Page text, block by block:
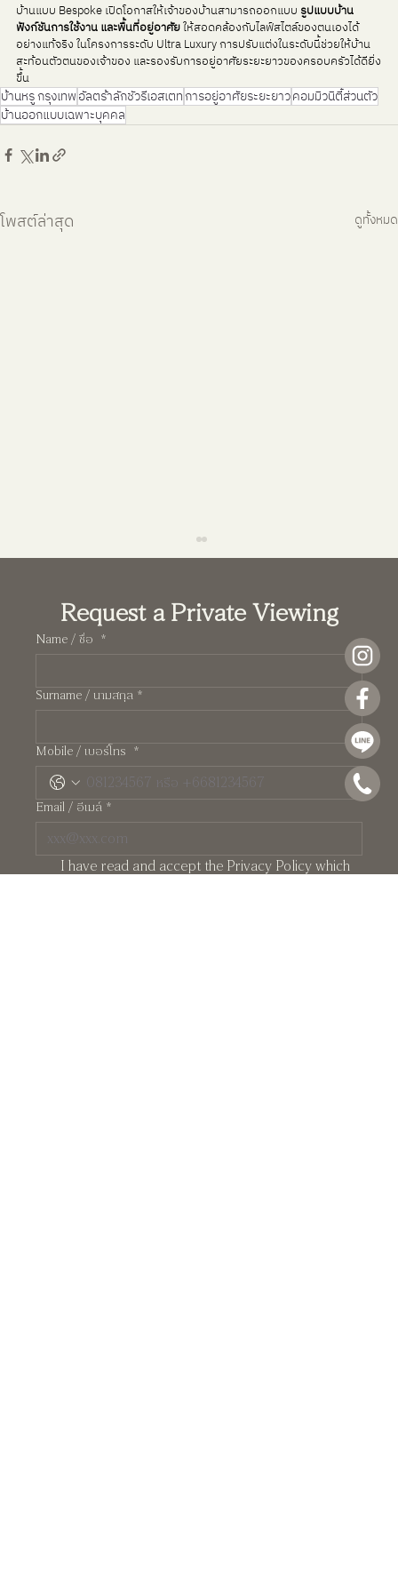
บ้านแบบ Bespoke เปิดโอกาสให้เจ้าของบ้านสามารถออกแบบ รูปแบบบ้าน
ฟังก์ชันการใช้งาน และพื้นที่อยู่อาศัย ให้สอดคล้องกับไลฟ์สไตล์ของตนเองได้
อย่างแท้จริง ในโครงการระดับ Ultra Luxury การปรับแต่งในระดับนี้ช่วยให้บ้าน
สะท้อนตัวตนของเจ้าของ และรองรับการอยู่อาศัยระยะยาวของครอบครัวได้ดียิ่ง
ขึ้น
บ้านหรู กรุงเทพอัลตร้าลักชัวรีเอสเตทการอยู่อาศัยระยะยาวคอมมิวนิตี้ส่วนตัว
บ้านออกแบบเฉพาะบุคคล
โพสต์ล่าสุด ดูทั้งหมด
Pearl บ้านสองชั้นกลิ่นอาย Manhattan ความสง่า
Request a Private Viewing
Name / ชื่อ *
Surname / นามสกุล *
Mobile / เบอร์โทร *
Email / อีเมล์ *
I have read and accept the Privacy Policy which